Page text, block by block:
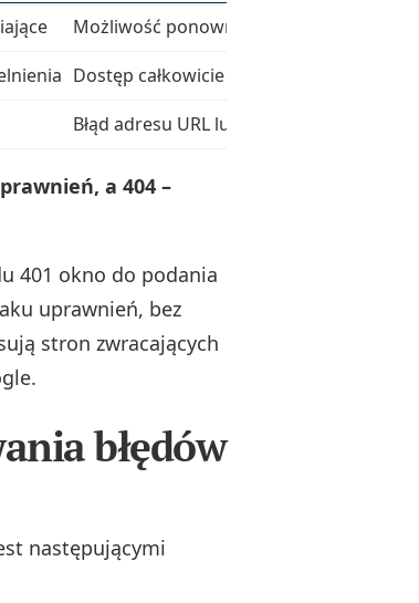
Możliwość ponownego logowania;
Dostęp całkowicie zabroniony dla
Błąd adresu URL lub usunięcie zasobu;
a 404 –
401 okno do podania
uprawnień, bez
stron zwracających
błędów
następującymi